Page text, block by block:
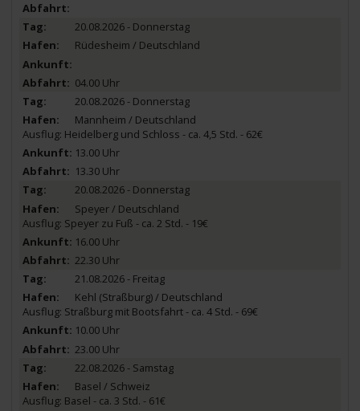
20.08.2026 - Donnerstag
Rüdesheim / Deutschland
04.00 Uhr
20.08.2026 - Donnerstag
Mannheim / Deutschland
Ausflug: Heidelberg und Schloss - ca. 4,5 Std. - 62€
13.00 Uhr
13.30 Uhr
20.08.2026 - Donnerstag
Speyer / Deutschland
Ausflug: Speyer zu Fuß - ca. 2 Std. - 19€
16.00 Uhr
22.30 Uhr
21.08.2026 - Freitag
Kehl (Straßburg) / Deutschland
Ausflug: Straßburg mit Bootsfahrt - ca. 4 Std. - 69€
10.00 Uhr
23.00 Uhr
22.08.2026 - Samstag
Basel / Schweiz
Ausflug: Basel - ca. 3 Std. - 61€